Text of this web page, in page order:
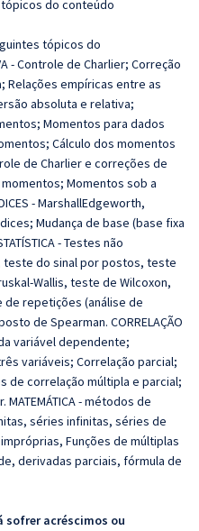
do conteúdo
tópicos do
- Controle de Charlier; Correção
Relações empíricas entre as
absoluta e relativa;
Momentos para dados
Cálculo dos momentos
de Charlier e correções de
Momentos sob a
- MarshallEdgeworth,
Mudança de base (base fixa
- Testes não
do sinal por postos, teste
Wallis, teste de Wilcoxon,
repetições (análise de
de Spearman. CORRELAÇÃO
da variável dependente;
variáveis; Correlação parcial;
de correlação múltipla e parcial;
- métodos de
séries infinitas, séries de
Funções de múltiplas
derivadas parciais, fórmula de
sofrer acréscimos ou